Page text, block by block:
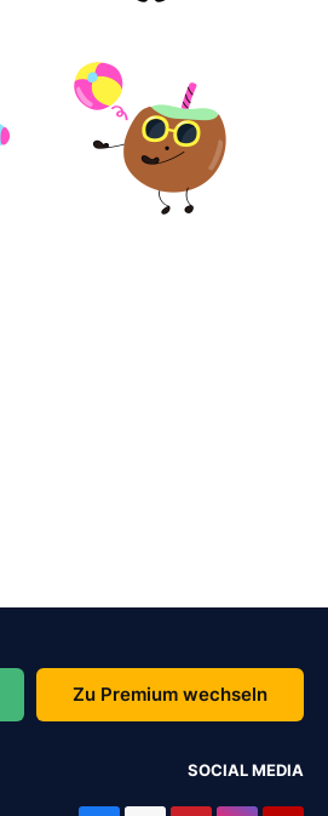
Zu Premium wechseln
SOCIAL MEDIA